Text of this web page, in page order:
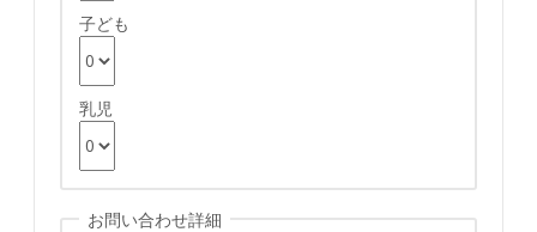
子ども
乳児
お問い合わせ詳細